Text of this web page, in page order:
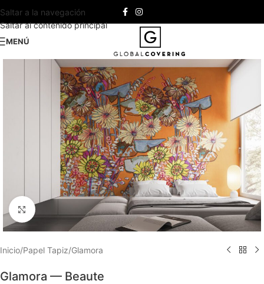
Saltar a la navegación
Saltar al contenido principal
MENÚ
Haga clic para ampliar
Inicio/Papel Tapiz/Glamora
Glamora — Beaute